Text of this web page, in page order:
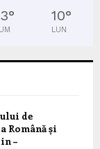
° 10°
LUN
de
Română și
–